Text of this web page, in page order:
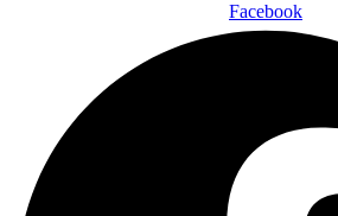
Facebook